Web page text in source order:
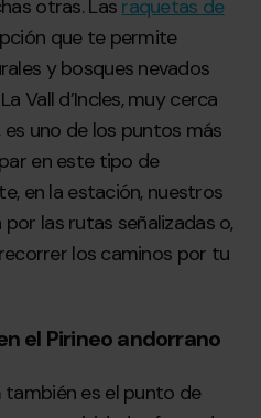
otras. Las raquetas de
que te permite
y bosques nevados
Vall d’Incles, muy cerca
uno de los puntos más
en este tipo de
en la estación, nuestros
las rutas señalizadas o,
los caminos por tu
el Pirineo andorrano
también es el punto de